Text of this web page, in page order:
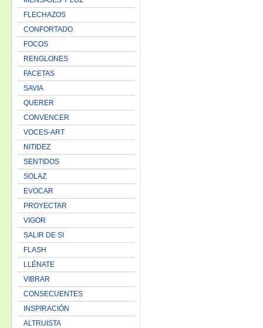
FLECHAZOS
CONFORTADO
FOCOS
RENGLONES
FACETAS
SAVIA
QUERER
CONVENCER
VOCES-ART
NITIDEZ
SENTIDOS
SOLAZ
EVOCAR
PROYECTAR
VIGOR
SALIR DE SI
FLASH
LLÉNATE
VIBRAR
CONSECUENTES
INSPIRACIÓN
ALTRUISTA